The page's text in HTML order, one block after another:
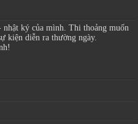
nhật ký của mình. Thi thoảng muốn
kiện diễn ra thường ngày.